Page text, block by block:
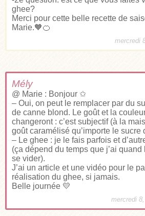
ghee?
Merci pour cette belle recette de
Marie.🧡🍊
mercredi
Mély
@ Marie : Bonjour ✩
– Oui, on peut le remplacer par du
de canne blond. Le goût et la
changeront : c’est subjectif (à la
goût caramélisé qu’importe le sucre
– Le ghee : je le fais parfois et
(ça dépend du temps que j’ai
se vider).
J’ai un article et une vidéo pour le
réalisation du ghee, si jamais.
Belle journée 💛
mercredi